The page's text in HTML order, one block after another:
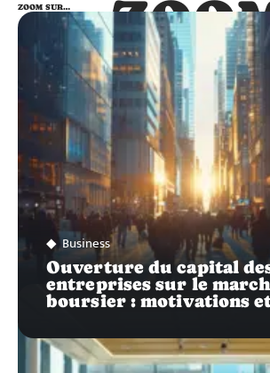
ZOOM SUR…
Business
Ouverture du capital
entreprises sur le
boursier : motivations